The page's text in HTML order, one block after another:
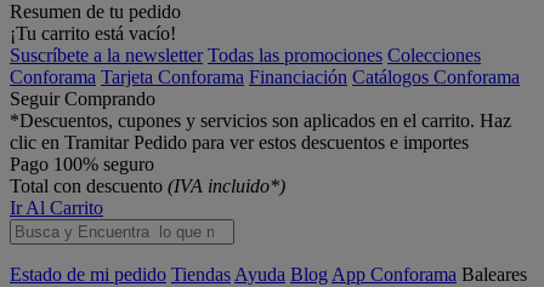
Resumen de tu pedido
¡Tu carrito está vacío!
Suscríbete a la newsletter Todas las promociones Colecciones
Conforama Tarjeta Conforama Financiación Catálogos Conforama
Seguir Comprando
*Descuentos, cupones y servicios son aplicados en el carrito. Haz
clic en Tramitar Pedido para ver estos descuentos e importes
Pago 100% seguro
Total con descuento (IVA incluido*)
Ir Al Carrito
Estado de mi pedido Tiendas Ayuda Blog App Conforama Baleares